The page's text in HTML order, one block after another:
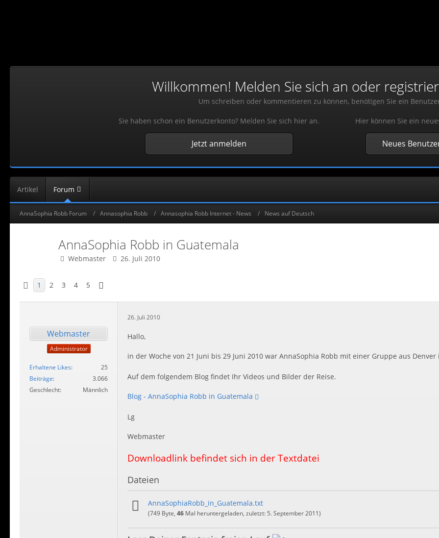
Willkommen! Melden Sie sich an oder
Um schreiben oder kommentieren zu können, benötigen Sie ein
Sie haben schon ein Benutzerkonto? Melden Sie sich hier an.
Jetzt anmelden
Hier können Sie ein
Neues
Artikel Forum
AnnaSophia Robb Forum Annasophia Robb Annasophia Robb Internet - News News auf Deutsch
AnnaSophia Robb in Guatemala
Webmaster 26. Juli 2010
1 2 3 4 5
Webmaster
Administrator
Erhaltene Likes
25
Beiträge
3.066
Geschlecht
Männlich
26. Juli 2010
Hallo,
in der Woche von 21 Juni bis 29 Juni 2010 war AnnaSophia Robb mit einer Gruppe aus
Auf dem folgendem Blog findet Ihr Videos und Bilder der Reise.
Blog - AnnaSophia Robb in Guatemala
Lg
Webmaster
Downloadlink befindet sich in der Textdatei
Dateien
AnnaSophiaRobb_in_Guatemala.txt
(749 Byte, 46 Mal heruntergeladen, zuletzt: 5. September 2011)